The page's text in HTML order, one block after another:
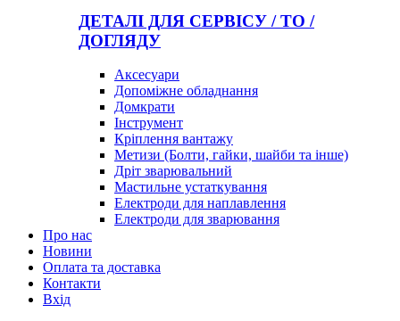
ДЕТАЛІ ДЛЯ СЕРВІСУ / ТО /
ДОГЛЯДУ
Аксесуари
Допоміжне обладнання
Домкрати
Інструмент
Кріплення вантажу
Метизи (Болти, гайки, шайби та інше)
Дріт зварювальний
Мастильне устаткування
Електроди для наплавлення
Електроди для зварювання
Про нас
Новини
Оплата та доставка
Контакти
Вхiд